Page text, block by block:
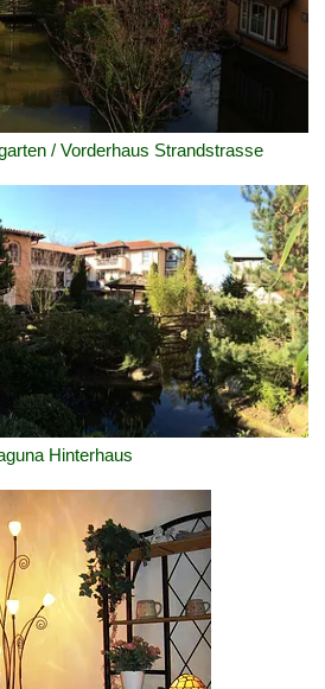
/ Vorderhaus Strandstrasse
Hinterhaus